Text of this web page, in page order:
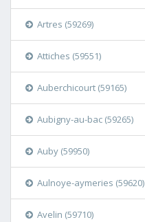
Artres (59269)
Attiches (59551)
Auberchicourt (59165)
Aubigny-au-bac (59265)
Auby (59950)
Aulnoye-aymeries (59620)
Avelin (59710)